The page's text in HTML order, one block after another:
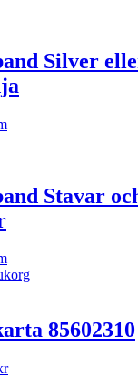
Silver
Stavar
85602310